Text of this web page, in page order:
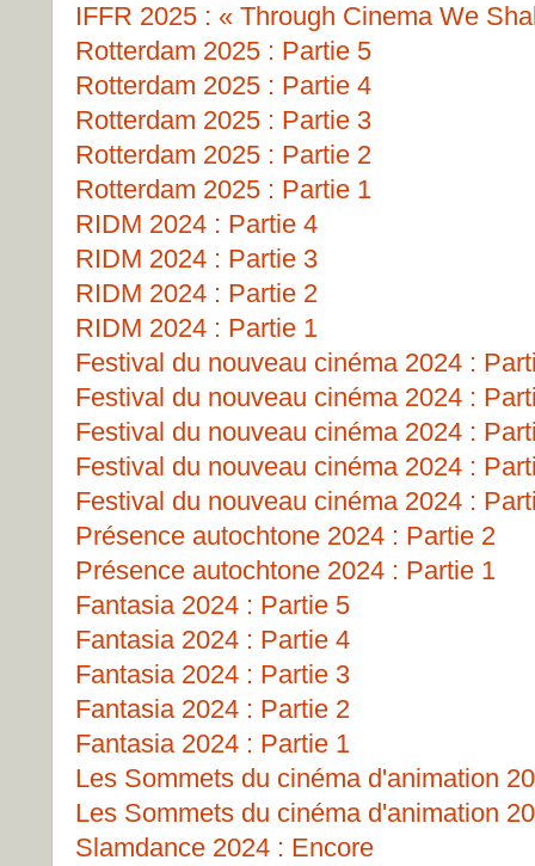
IFFR 2025 : « Through Cinema We
Rotterdam 2025 : Partie 5
Rotterdam 2025 : Partie 4
Rotterdam 2025 : Partie 3
Rotterdam 2025 : Partie 2
Rotterdam 2025 : Partie 1
RIDM 2024 : Partie 4
RIDM 2024 : Partie 3
RIDM 2024 : Partie 2
RIDM 2024 : Partie 1
Festival du nouveau cinéma 2024 :
Festival du nouveau cinéma 2024 :
Festival du nouveau cinéma 2024 :
Festival du nouveau cinéma 2024 :
Festival du nouveau cinéma 2024 :
Présence autochtone 2024 : Partie 2
Présence autochtone 2024 : Partie 1
Fantasia 2024 : Partie 5
Fantasia 2024 : Partie 4
Fantasia 2024 : Partie 3
Fantasia 2024 : Partie 2
Fantasia 2024 : Partie 1
Les Sommets du cinéma d'animation
Les Sommets du cinéma d'animation
Slamdance 2024 : Encore